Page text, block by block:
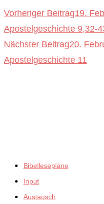
Weitere
Artikel
ansehen
Vorheriger Beitrag19.
Apostelgeschichte 9,32-
Nächster Beitrag20.
Apostelgeschichte 11
Bibellesepläne
Input
Austausch